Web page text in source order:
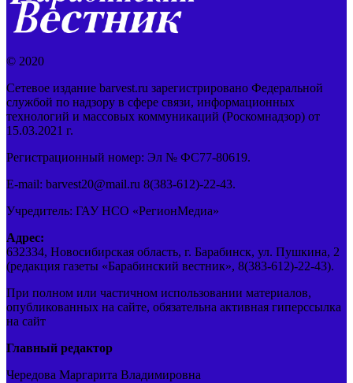
© 2020
Сетевое издание barvest.ru зарегистрировано Федеральной
службой по надзору в сфере связи, информационных
технологий и массовых коммуникаций (Роскомнадзор) от
15.03.2021 г.
Регистрационный номер: Эл № ФС77-80619.
E-mail: barvest20@mail.ru 8(383-612)-22-43.
Учредитель: ГАУ НСО «РегионМедиа»
Адрес:
632334, Новосибирская область, г. Барабинск, ул. Пушкина, 2
(редакция газеты «Барабинский вестник», 8(383-612)-22-43).
При полном или частичном использовании материалов,
опубликованных на сайте, обязательна активная гиперссылка
на сайт
Главный редактор
Чередова Маргарита Владимировна